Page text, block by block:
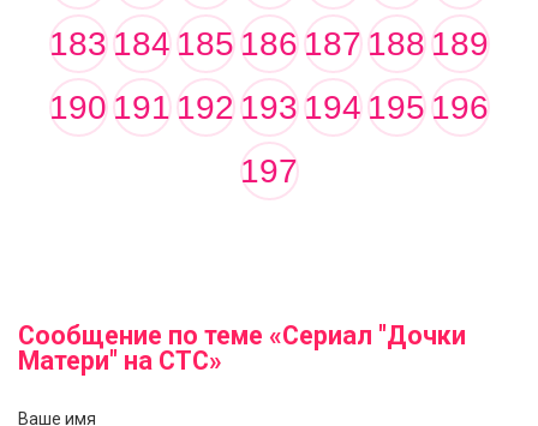
183184185186187188189
190191192193194195196
197
Сообщение по теме «Сериал "Дочки
Матери" на СТС»
Ваше имя